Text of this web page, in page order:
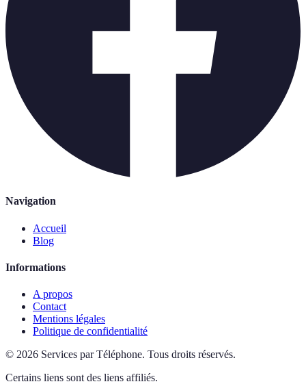
Navigation
Accueil
Blog
Informations
A propos
Contact
Mentions légales
Politique de confidentialité
© 2026 Services par Téléphone. Tous droits réservés.
Certains liens sont des liens affiliés.